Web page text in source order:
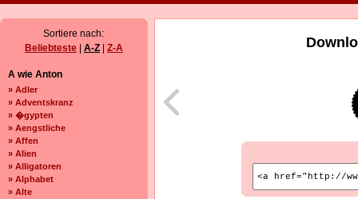
Sortiere nach:
Beliebteste
A-Z Z-A
A wie Anton
» Adler
» Adventskranz
» �gypten
» Aengstliche
» Affen
» Alien
» Alligatoren
» Alphabet
» Alte